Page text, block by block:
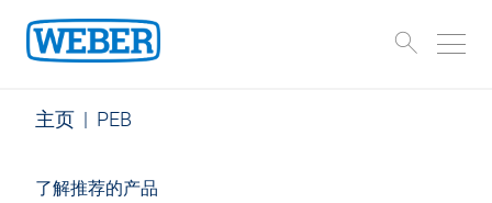
主页 | PEB
了解推荐的产品